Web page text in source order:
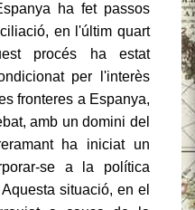
ha fet passos
en l'últim quart
procés ha estat
per l'interès
fronteres a Espanya,
amb un domini del
ha iniciat un
se a la política
Aquesta situació, en el